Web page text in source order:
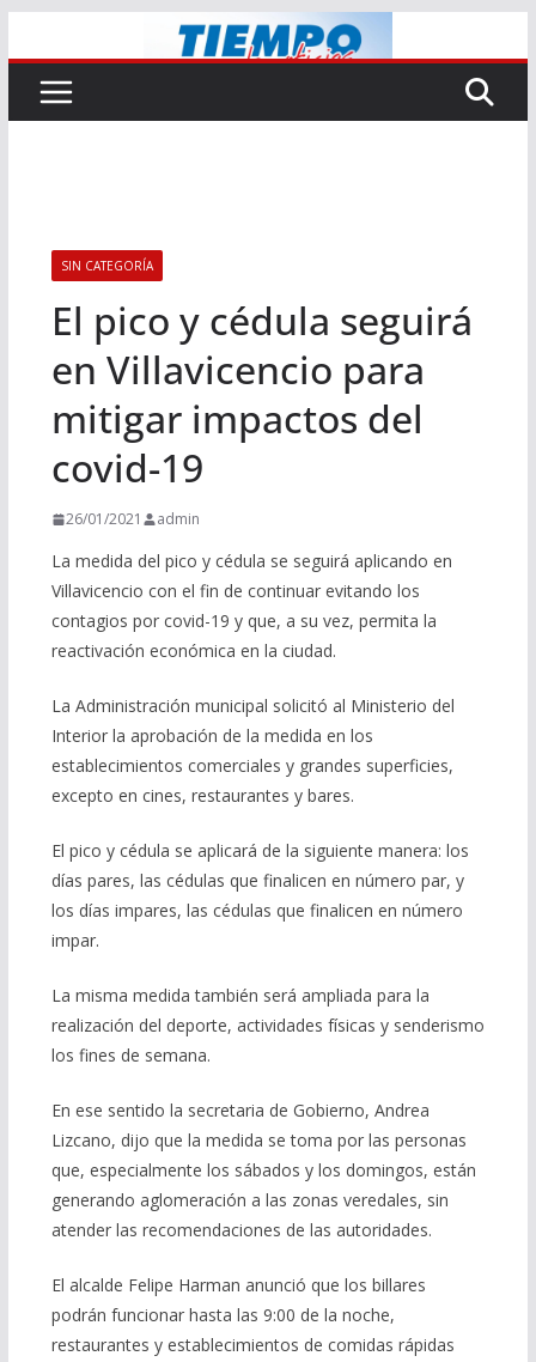
al
contenido
SIN CATEGORÍA
El pico y cédula seguirá
en Villavicencio para
mitigar impactos del
covid-19
26/01/2021 admin
La medida del pico y cédula se seguirá aplicando en
Villavicencio con el fin de continuar evitando los
contagios por covid-19 y que, a su vez, permita la
reactivación económica en la ciudad.
La Administración municipal solicitó al Ministerio del
Interior la aprobación de la medida en los
establecimientos comerciales y grandes superficies,
excepto en cines, restaurantes y bares.
El pico y cédula se aplicará de la siguiente manera: los
días pares, las cédulas que finalicen en número par, y
los días impares, las cédulas que finalicen en número
impar.
La misma medida también será ampliada para la
realización del deporte, actividades físicas y senderismo
los fines de semana.
En ese sentido la secretaria de Gobierno, Andrea
Lizcano, dijo que la medida se toma por las personas
que, especialmente los sábados y los domingos, están
generando aglomeración a las zonas veredales, sin
atender las recomendaciones de las autoridades.
El alcalde Felipe Harman anunció que los billares
podrán funcionar hasta las 9:00 de la noche,
restaurantes y establecimientos de comidas rápidas